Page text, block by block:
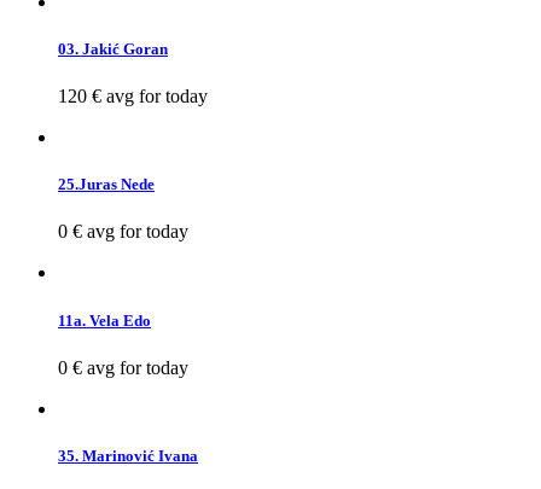
03. Jakić Goran
120 € avg for today
25.Juras Nede
0 € avg for today
11a. Vela Edo
0 € avg for today
35. Marinović Ivana